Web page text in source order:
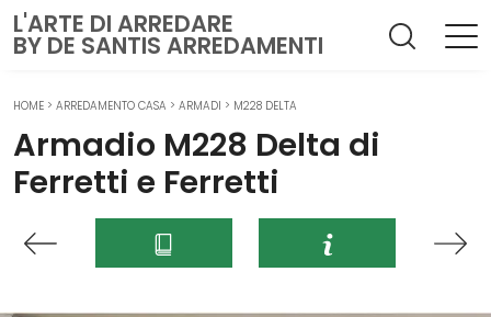
L'ARTE DI ARREDARE
BY DE SANTIS ARREDAMENTI
HOME > ARREDAMENTO CASA > ARMADI > M228 DELTA
Armadio M228 Delta di
Ferretti e Ferretti